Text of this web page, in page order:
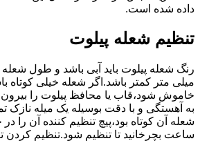
داده شده است.
تنظیم شعله پیلوت
میلی متر کمتر باشد.اگر شعله خیلی کوتاه
خاموش شود،قاب یا محافظ پیلوت را بیرون
به آهستگی و با دقت بوسیله یک میله نازک
شعله آن کوتاه بود،پیچ تنظیم کننده آن
ساعت بچرخانید تا تنظیم شود.تنظیم کردن